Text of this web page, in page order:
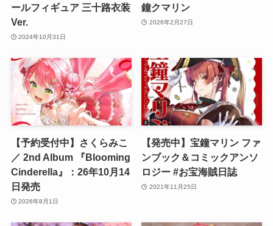
ールフィギュア 三十路衣装
Ver.
2024年10月31日
鐘クマリン
2026年2月27日
【予約受付中】さくらみこ
／ 2nd Album 『Blooming
Cinderella』：26年10月14
日発売
2026年8月1日
【発売中】宝鐘マリン ファ
ンブック＆コミックアンソ
ロジー #お宝海賊日誌
2021年11月25日